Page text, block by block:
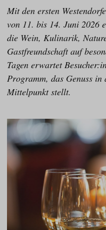
Mit den ersten
von 11. bis 14. Juni 2026
die Wein, Kulinarik,
Gastfreundschaft auf
Tagen erwartet
Programm, das Genuss
Mittelpunkt stellt.